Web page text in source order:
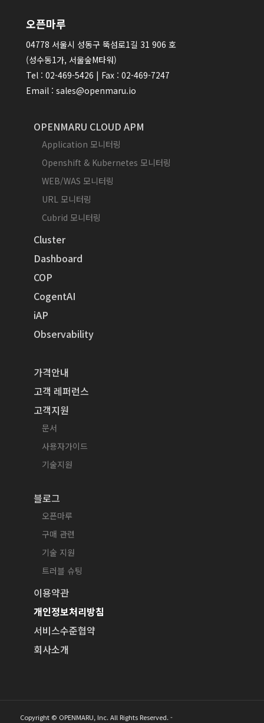
오픈마루
04778 서울시 성동구 뚝섬로1길 31 906 호
(성수동1가, 서울숲M타워)
Tel : 02-469-5426 | Fax : 02-469-7247
Email : sales@openmaru.io
OPENMARU CLOUD APM
Application 모니터링
Openshift & Kubernetes 모니터링
WEB/WAS 모니터링
URL 모니터링
Cubrid 모니터링
Cluster
Dashboard
COP
CogentAI
iAP
Observability
가격안내
고객 레퍼런스
고객지원
문서
사용자가이드
기술지원
블로그
오픈마루
구매 관련
기술 지원
트러블 슈팅
이용약관
개인정보처리방침
서비스수준협약
회사소개
Copyright © OPENMARU, Inc. All Rights Reserved. -